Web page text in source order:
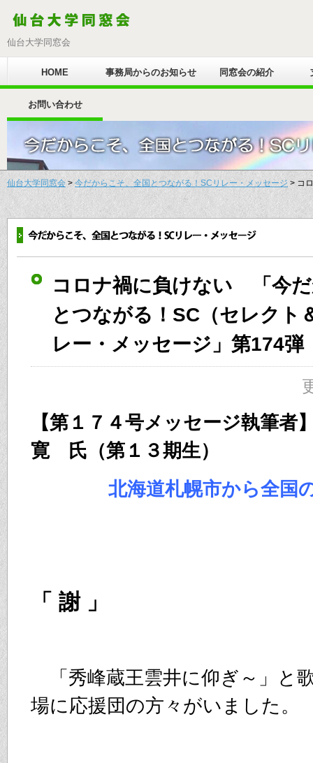
仙台大学同窓会
HOME 事務局からのお知らせ 同窓会の紹介
お問い合わせ
仙台大学同窓会 > 今だからこそ、全国とつながる！SCリレー・メッセージ > コ
コロナ禍に負けない 「今
とつながる！SC（セレクト
レー・メッセージ」第174弾
【第１７４号メッセージ
寛 氏（第１３期生）
北海道札幌市から全国
「 謝 」
「秀峰蔵王雲井に仰ぎ～」と
場に応援団の方々がいました。